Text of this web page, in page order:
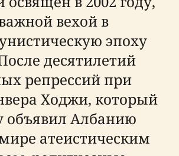
вехой в
эпоху
десятилетий
репрессий при
Ходжи, который
объявил Албанию
атеистическим